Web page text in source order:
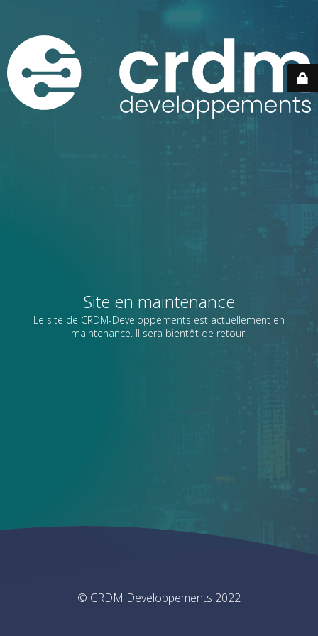
Site en maintenance
Le site de CRDM-Developpements est actuellement en
maintenance. Il sera bientôt de retour.
© CRDM Developpements 2022